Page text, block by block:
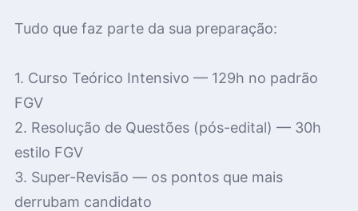
Tudo que faz parte da sua preparação:
1. Curso Teórico Intensivo — 129h no padrão
FGV
2. Resolução de Questões (pós-edital) — 30h
estilo FGV
3. Super-Revisão — os pontos que mais
derrubam candidato